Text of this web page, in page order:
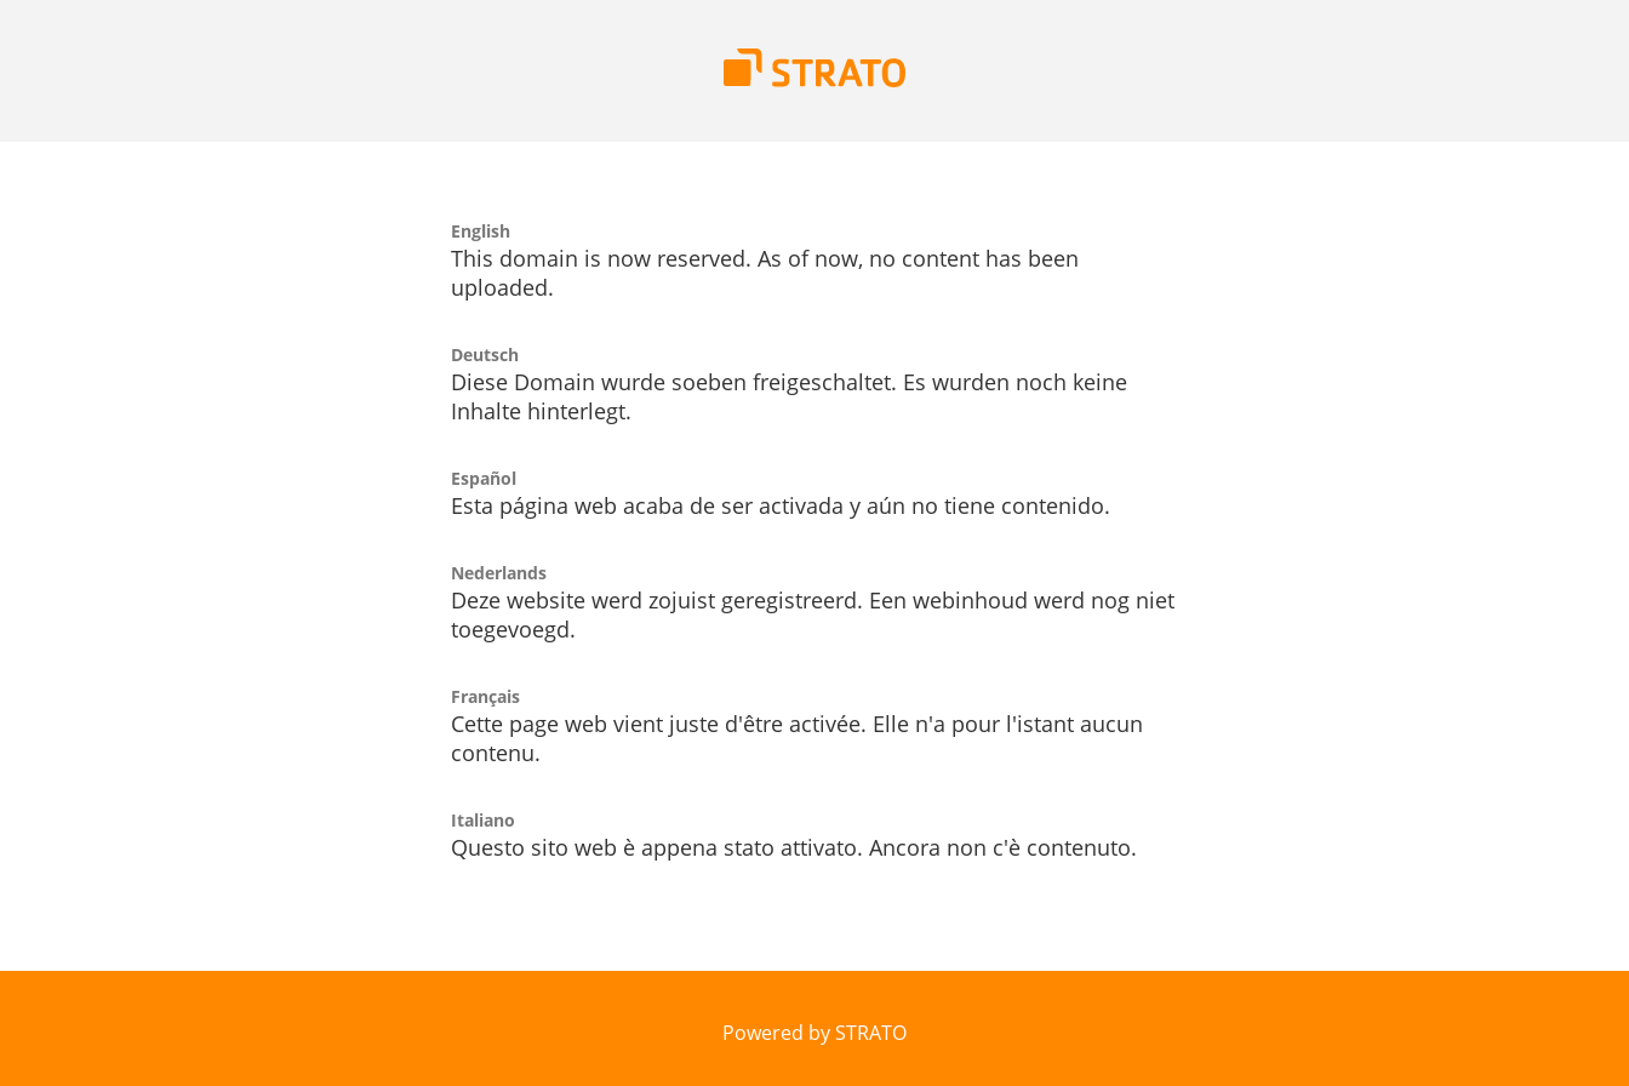
English
This domain is now reserved. As of now, no content has been
uploaded.
Deutsch
Diese Domain wurde soeben freigeschaltet. Es wurden noch keine
Inhalte hinterlegt.
Español
Esta página web acaba de ser activada y aún no tiene contenido.
Nederlands
Deze website werd zojuist geregistreerd. Een webinhoud werd nog niet
toegevoegd.
Français
Cette page web vient juste d'être activée. Elle n'a pour l'istant aucun
contenu.
Italiano
Questo sito web è appena stato attivato. Ancora non c'è contenuto.
Powered by STRATO